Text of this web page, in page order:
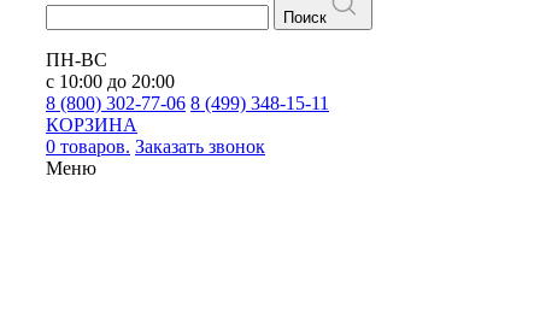
Поиск
ПН-ВС
с 10:00 до 20:00
8 (800) 302-77-06 8 (499) 348-15-11
КОРЗИНА
0 товаров. Заказать звонок
Меню